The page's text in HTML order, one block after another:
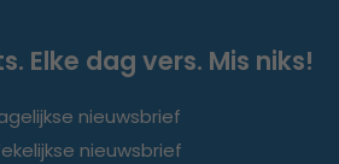
Elke dag vers. Mis niks!
nieuwsbrief
nieuwsbrief